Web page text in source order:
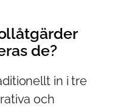
de?
in i tre
och